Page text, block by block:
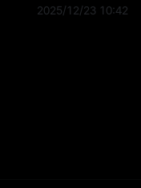
2025/12/23 10:42